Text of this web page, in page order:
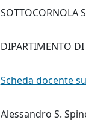
SOTTOCORNOLA
DIPARTIMENTO
Scheda docente
Alessandro S.